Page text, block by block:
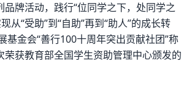
牌活动，践行“位同学之下，处同学之
“受助”到“自助”再到“助人”的成长转
金会“善行100十周年突出贡献社团”称
获教育部全国学生资助管理中心颁发的